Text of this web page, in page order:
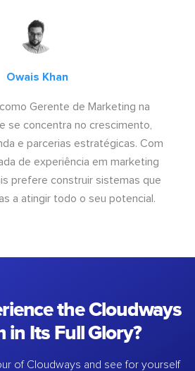
Owais Khan
Gerente de Marketing na
se concentra no crescimento,
e parcerias estratégicas. Com
de experiência em marketing
prefere construir sistemas que
a atingir todo o seu potencial.
the Cloudways
in Its Full Glory?
of Cloudways and see for yourself